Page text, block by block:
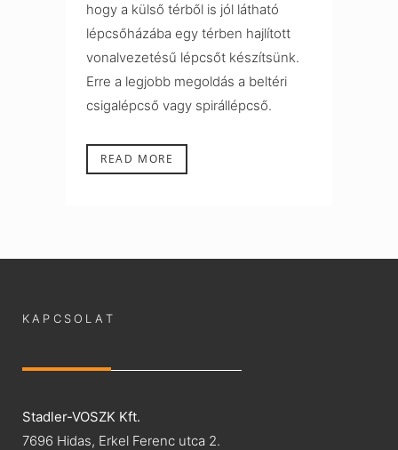
hogy a külső térből is jól látható
lépcsőházába egy térben hajlított
vonalvezetésű lépcsőt készítsünk.
Erre a legjobb megoldás a beltéri
csigalépcső vagy spirállépcső.
READ MORE
KAPCSOLAT
Stadler-VOSZK Kft.
7696 Hidas, Erkel Ferenc utca 2.